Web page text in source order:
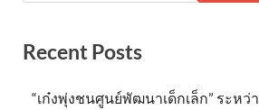
Recent Posts
“เก๋งพุ่งชนศูนย์พัฒนาเด็กเล็ก” ระหว่